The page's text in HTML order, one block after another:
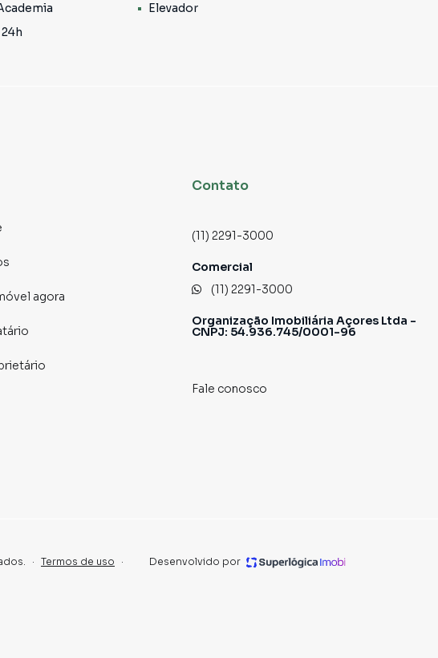
fazem toda a diferença 🚗🚗
você ama 🎉
de casa 🏋️
🛡️
mas com acesso a tudo o que importa. A poucos
essenciais 🍞
mobilidade total por São Paulo 🚇
visita ou discutir os detalhes, não hesite em entrar em
Elevador
agora
Contato
(11) 2291-3000
Comercial
(11) 2291-3000
Organização Imobiliária Açores Ltda -
CNPJ: 54.936.745/0001-96
Fale conosco
· Termos de uso · Desenvolvido por